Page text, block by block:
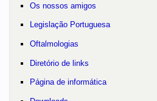
Os nossos amigos
Legislação Portuguesa
Oftalmologias
Diretório de links
Página de informática